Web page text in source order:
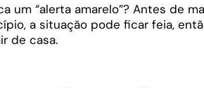
um “alerta amarelo”? Antes de
a situação pode ficar feia,
de casa.